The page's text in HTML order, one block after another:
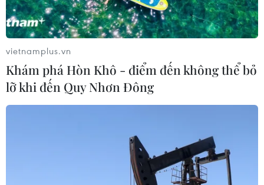
vietnamplus.vn
Khám phá Hòn Khô - điểm đến không thể bỏ
lỡ khi đến Quy Nhơn Đông